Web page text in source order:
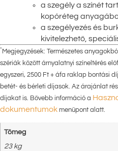
a szegély a színét
kopóréteg
a szegélyezés és
kivitelezhető,
* Megjegyzések: Természetes
szériák között árnyalatnyi színeltérés
egyszeri, 2500 Ft + áfa raklap bontási
betét- és bérleti díjasok. Az árajánlat
díjakat is. Bővebb információ a
dokumentumok menüpont alatt.
Tömeg
23 kg